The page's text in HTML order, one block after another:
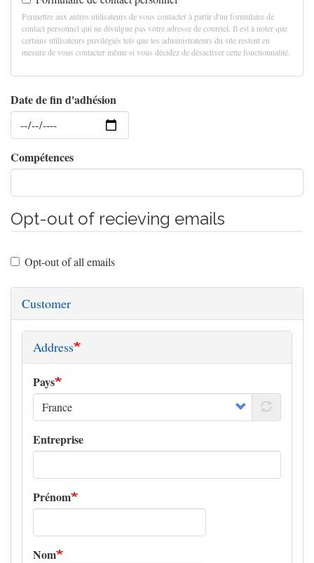
Permettre aux autres utilisateurs de vous contacter à partir d'un formulaire de
contact personnel qui ne divulgue pas votre adresse de courriel. Il est à noter que
certains utilisateurs privilégiés tels que les administrateurs du site restent en
mesure de vous contacter même si vous décidez de désactiver cette fonctionnalité.
Date de fin d'adhésion
Date
Compétences
Opt-out of recieving emails
Opt-out of all emails
Customer
Address
Pays
Entreprise
Prénom
Nom